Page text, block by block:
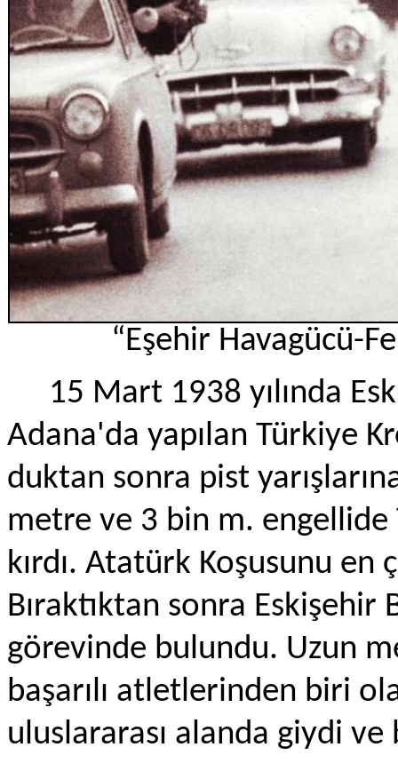
“Eşehir Havagücü-
15 Mart 1938 yılında
Adana'da yapılan Türkiye
duktan sonra pist
metre ve 3 bin m. engellide
kırdı. Atatürk Koşusunu
Bıraktıktan sonra
görevinde bulundu. Uzun
başarılı atletlerinden biri
uluslararası alanda giydi ve